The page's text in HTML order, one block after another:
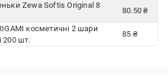
Zewa Softis Original 8
80.50 ₴
косметичні 2 шари
200 шт.
85 ₴